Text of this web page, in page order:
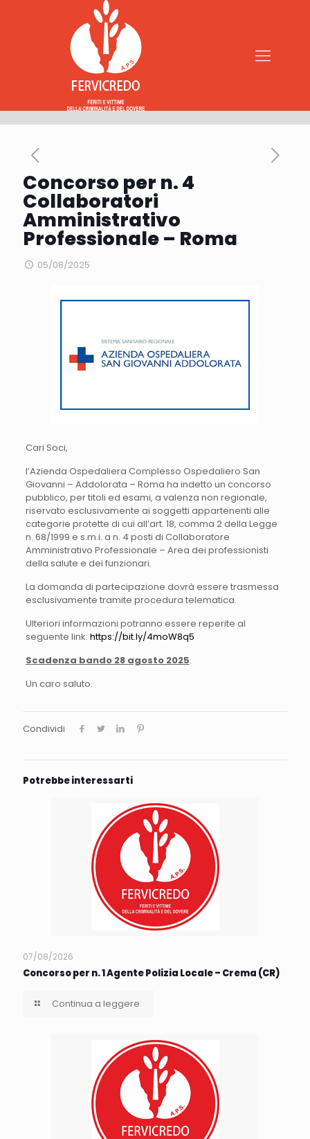
Concorso per n. 4
Collaboratori
Amministrativo
Professionale – Roma
05/08/2025
Cari Soci,
l’Azienda Ospedaliera Complesso Ospedaliero San
Giovanni – Addolorata – Roma ha indetto un concorso
pubblico, per titoli ed esami, a valenza non regionale,
riservato esclusivamente ai soggetti appartenenti alle
categorie protette di cui all’art. 18, comma 2 della Legge
n. 68/1999 e s.m.i. a n. 4 posti di Collaboratore
Amministrativo Professionale – Area dei professionisti
della salute e dei funzionari.
La domanda di partecipazione dovrà essere trasmessa
esclusivamente tramite procedura telematica.
Ulteriori informazioni potranno essere reperite al
seguente link: https://bit.ly/4moW8q5
Scadenza bando 28 agosto 2025.
Un caro saluto.
Condividi
Potrebbe interessarti
07/08/2026
Concorso per n. 1 Agente Polizia Locale – Crema (CR)
Continua a leggere